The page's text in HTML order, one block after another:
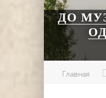
ДО
Главная